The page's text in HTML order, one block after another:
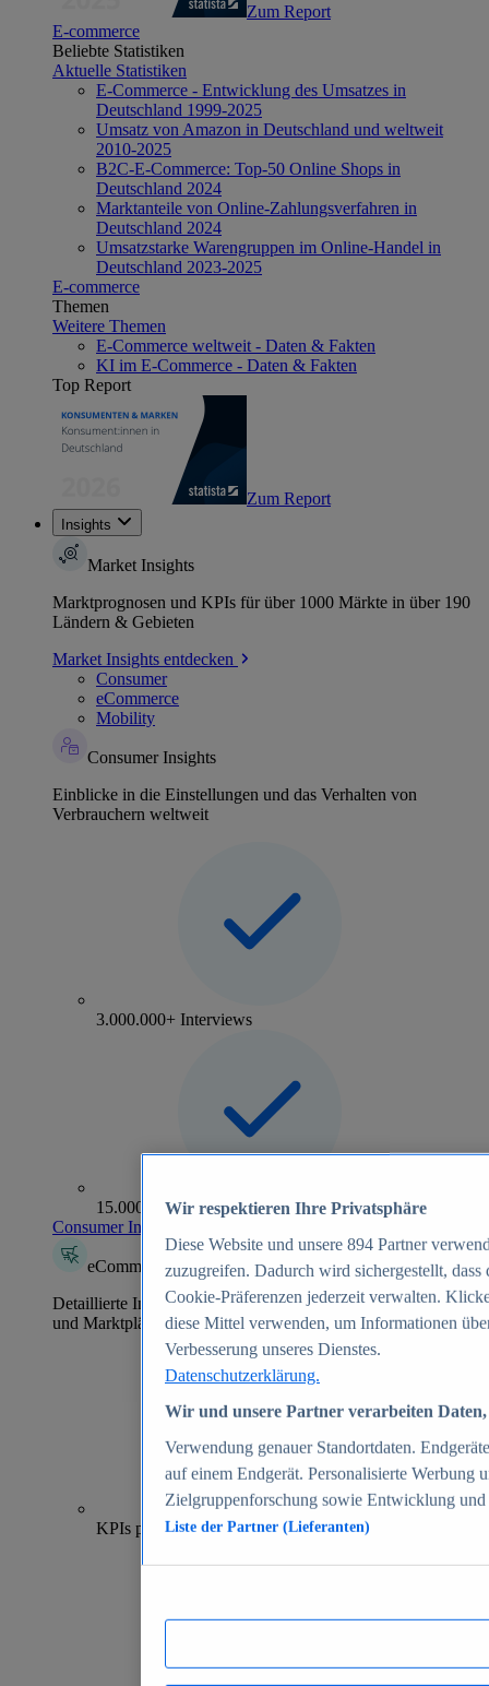
Zum Report
E-commerce
Beliebte Statistiken
Aktuelle Statistiken
E-Commerce - Entwicklung des Umsatzes in
Deutschland 1999-2025
Umsatz von Amazon in Deutschland und weltweit
2010-2025
B2C-E-Commerce: Top-50 Online Shops in
Deutschland 2024
Marktanteile von Online-Zahlungsverfahren in
Deutschland 2024
Umsatzstarke Warengruppen im Online-Handel in
Deutschland 2023-2025
E-commerce
Themen
Weitere Themen
E-Commerce weltweit - Daten & Fakten
KI im E-Commerce - Daten & Fakten
Top Report
Zum Report
Insights
Market Insights
Marktprognosen und KPIs für über 1000 Märkte in über 190
Ländern & Gebieten
Market Insights entdecken
Consumer
eCommerce
Mobility
Consumer Insights
Einblicke in die Einstellungen und das Verhalten von
Verbrauchern weltweit
3.000.000+ Interviews
15.000+ Marken
Consumer Insights entdecken
eCommerce Insights
Detaillierte Informationen zu mehr als 39.000 Online-Shops
und Marktplätzen
70+
KPIs pro Shop
Wir respektieren Ihre Privatsphäre
Diese Website und unsere 894 Partner
zuzugreifen. Dadurch wird sichergestellt,
Cookie-Präferenzen jederzeit verwalten.
diese Mittel verwenden, um Informationen
Verbesserung unseres Dienstes.
Datenschutzerklärung.
Wir und unsere Partner verarbeiten
Verwendung genauer Standortdaten.
auf einem Endgerät. Personalisierte Werbung
Zielgruppenforschung sowie Entwicklung
Liste der Partner (Lieferanten)